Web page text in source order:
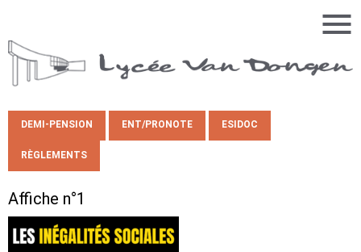
DEMI-PENSION ENT/PRONOTE ESIDOC
RÈGLEMENTS
Affiche n°1